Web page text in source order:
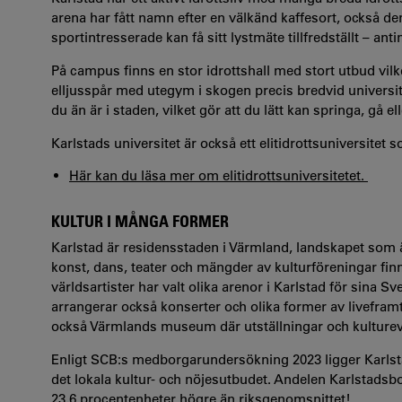
arena har fått namn efter en välkänd kaffesort, också
sportintresserade kan få sitt lystmäte tillfredställt –
På campus finns en stor idrottshall med stort utbud
elljusspår med utegym i skogen precis bredvid
du än är i staden, vilket gör att du lätt kan springa, gå
Karlstads universitet är också ett elitidrottsuniversitet
Här kan du läsa mer om elitidrottsuniversitetet.
KULTUR I MÅNGA FORMER
Karlstad är residensstaden i Värmland, landskapet
konst, dans, teater och mängder av kulturföreningar
världsartister har valt olika arenor i Karlstad för sina
arrangerar också konserter och olika former av
också Värmlands museum där utställningar och
Enligt SCB:s medborgarundersökning 2023 ligger
det lokala kultur- och nöjesutbudet. Andelen
23,6 procentenheter högre än riksgenomsnittet!